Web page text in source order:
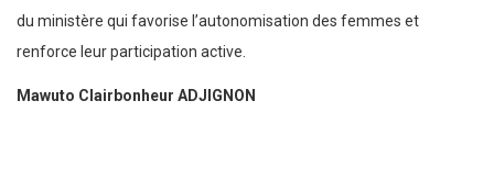
du ministère qui favorise l’autonomisation des femmes et
renforce leur participation active.
Mawuto Clairbonheur ADJIGNON